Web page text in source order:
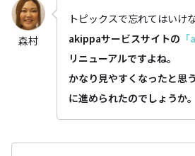
森村
トピックスで忘れてはいけ
akippaサービスサイトの
リニューアルですよね。
かなり見やすくなったと思
に進められたのでしょうか。